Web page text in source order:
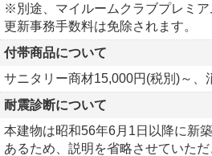
※別途、マイルームクラブプレミ
更新事務手数料は免除されます。
付帯商品について
サニタリー商材15,000円(税別)～、
耐震診断について
本建物は昭和56年6月1日以降に新
あるため、説明を省略させていただ